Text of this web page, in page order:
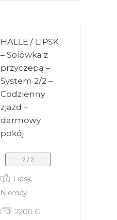
HALLE / LIPSK
– Solówka z
przyczepą –
System 2/2 –
Codzienny
zjazd –
darmowy
pokój
2 / 2
Lipsk,
Niemcy
2200 €